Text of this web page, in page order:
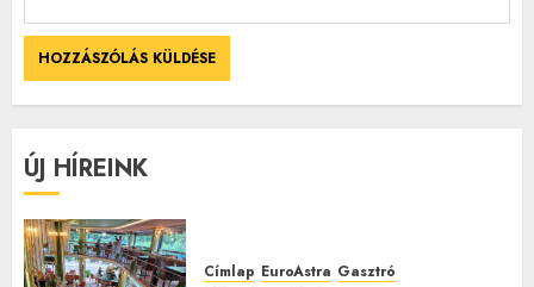
ÚJ HÍREINK
Címlap EuroAstra Gasztró